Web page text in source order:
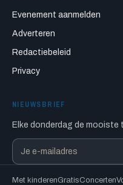
Evenement aanmelden
Adverteren
Redactiebeleid
Privacy
NIEUWSBRIEF
Elke donderdag de mooiste
Met kinderenGratisConcerten